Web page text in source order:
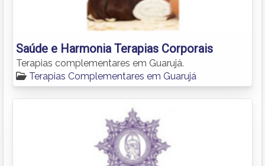
Saúde e Harmonia Terapias Corporais
Terapias complementares em Guarujá.
Terapias Complementares em Guarujá